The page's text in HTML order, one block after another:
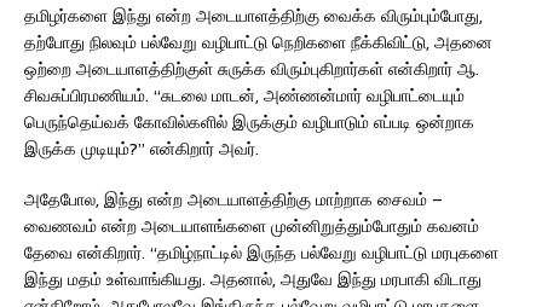
தமிழர்களை இந்து என்ற அடையாளத்திற்கு வைக்க விரும்பும்போது,
தற்போது நிலவும் பல்வேறு வழிபாட்டு நெறிகளை நீக்கிவிட்டு, அதனை
ஒற்றை அடையாளத்திற்குள் சுருக்க விரும்புகிறார்கள் என்கிறார் ஆ.
சிவசுப்பிரமணியம். “சுடலை மாடன், அண்ணன்மார் வழிபாட்டையும்
பெருந்தெய்வக் கோவில்களில் இருக்கும் வழிபாடும் எப்படி ஒன்றாக
இருக்க முடியும்?” என்கிறார் அவர்.
அதேபோல, இந்து என்ற அடையாளத்திற்கு மாற்றாக சைவம் –
வைணவம் என்ற அடையாளங்களை முன்னிறுத்தும்போதும் கவனம்
தேவை என்கிறார். “தமிழ்நாட்டில் இருந்த பல்வேறு வழிபாட்டு மரபுகளை
இந்து மதம் உள்வாங்கியது. அதனால், அதுவே இந்து மரபாகி விடாது